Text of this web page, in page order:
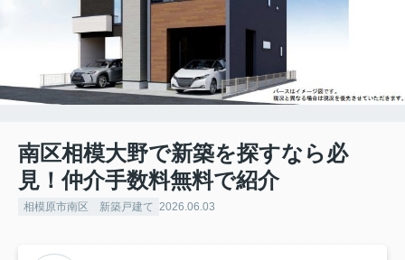
南区相模大野で新築を探すなら必
見！仲介手数料無料で紹介
相模原市南区 新築戸建て 2026.06.03